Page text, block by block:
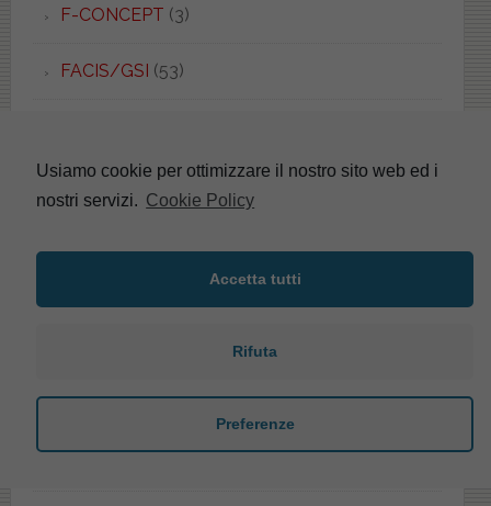
F-CONCEPT (3)
FACIS/GSI (53)
FANTASIA(3)
Usiamo cookie per ottimizzare il nostro sito web ed i
nostri servizi. Cookie Policy
Accetta tutti
Rifuta
Preferenze